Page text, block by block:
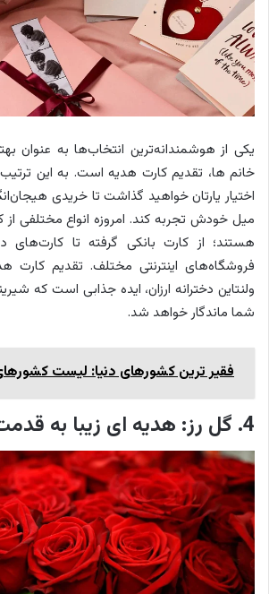
یکی از هوشمندانه‌ترین انتخاب‌ها به عنوان
خانم ها، تقدیم کارت هدیه است. به این
اختیار یارتان خواهید گذاشت تا خریدی
میل خودش تجربه کند. امروزه انواع مختلفی
هستند؛ از کارت بانکی گرفته تا کارت‌های
فروشگاه‌های اینترنتی مختلف. تقدیم
ولنتاین دخترانه ارزان، ایده جذابی است که
شما ماندگار خواهد شد.
فقیر ترین کشورهای دنیا: لیست
4. گل رز: هدیه ای زیبا به قدمت تاریخ